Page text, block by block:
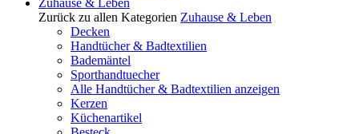
Zuhause & Leben
Zurück zu allen Kategorien Zuhause & Leben
Decken
Handtücher & Badtextilien
Bademäntel
Sporthandtuecher
Alle Handtücher & Badtextilien anzeigen
Kerzen
Küchenartikel